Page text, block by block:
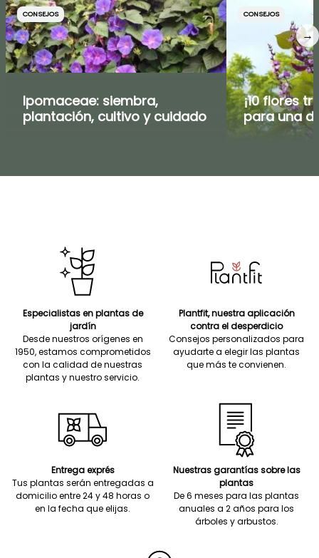
CONSEJOS
Ipomaceae: siembra,
plantación, cultivo y cuidado
CONSEJOS
¡10 flores
para una
→
Especialistas en plantas de
jardín
Desde nuestros orígenes en
1950, estamos comprometidos
con la calidad de nuestras
plantas y nuestro servicio.
Plantfit, nuestra aplicación
contra el desperdicio
Consejos personalizados para
ayudarte a elegir las plantas
que más te convienen.
Entrega exprés
Tus plantas serán entregadas a
domicilio entre 24 y 48 horas o
en la fecha que elijas.
Nuestras garantías sobre las
plantas
De 6 meses para las plantas
anuales a 2 años para los
árboles y arbustos.